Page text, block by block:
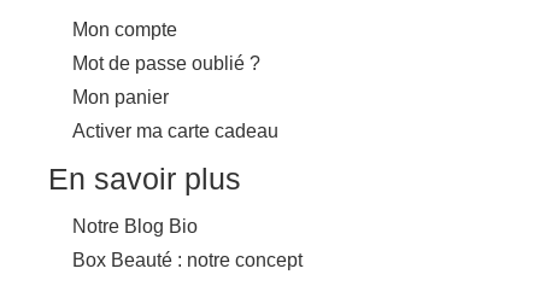
Mon compte
Mot de passe oublié ?
Mon panier
Activer ma carte cadeau
En savoir plus
Notre Blog Bio
Box Beauté : notre concept